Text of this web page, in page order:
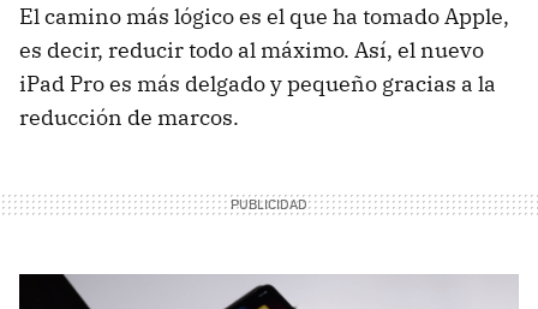
El camino más lógico es el que ha tomado Apple,
es decir, reducir todo al máximo. Así, el nuevo
iPad Pro es más delgado y pequeño gracias a la
reducción de marcos.